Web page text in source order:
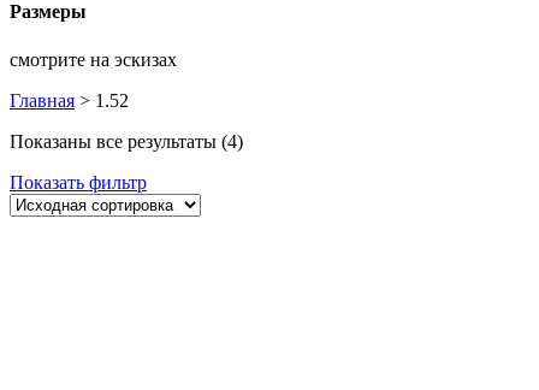
Размеры
смотрите на эскизах
Главная > 1.52
Показаны все результаты (4)
Показать фильтр